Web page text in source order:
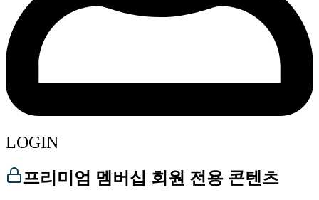
LOGIN
프리미엄 멤버십 회원 전용 콘텐츠